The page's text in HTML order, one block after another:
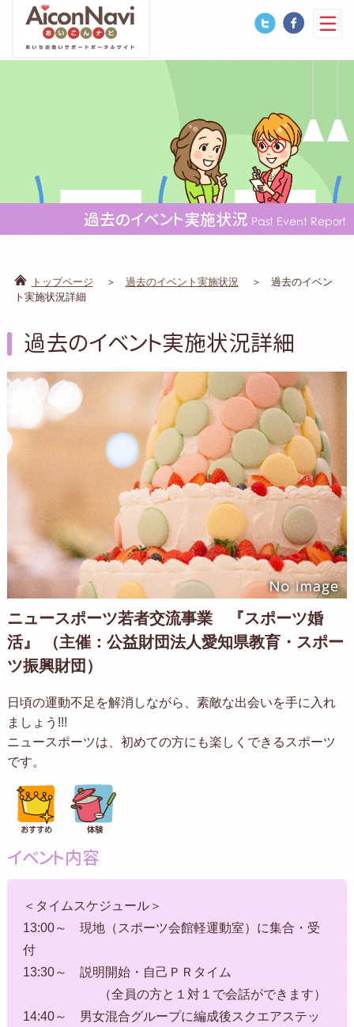
過去のイベント実施状況 Past Event Report
トップページ 過去のイベント実施状況
過去のイベン
ト実施状況詳細
過去のイベント実施状況詳細
ニュースポーツ若者交流事業 『スポーツ婚
活』 （主催：公益財団法人愛知県教育・スポー
ツ振興財団）
日頃の運動不足を解消しながら、素敵な出会いを手に入れ
ましょう!!!
ニュースポーツは、初めての方にも楽しくできるスポーツ
です。
イベント内容
＜タイムスケジュール＞
13:00～ 現地（スポーツ会館軽運動室）に集合・受
付
13:30～ 説明開始・自己ＰＲタイム
（全員の方と１対１で会話ができます）
14:40～ 男女混合グループに編成後スクエアステッ